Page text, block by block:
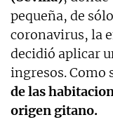
pequeña, de
coronavirus, la
decidió aplicar
ingresos. Como
de las
origen gitano.